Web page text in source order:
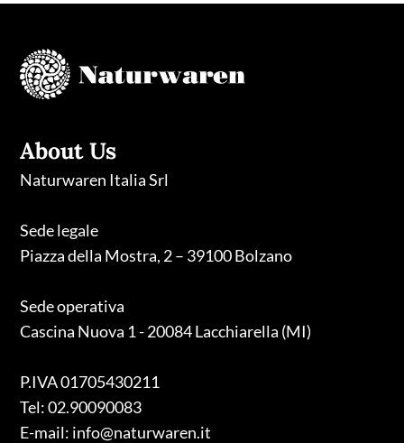
About Us
Naturwaren Italia Srl
Sede legale
Piazza della Mostra, 2 – 39100 Bolzano
Sede operativa
Cascina Nuova 1 - 20084 Lacchiarella (MI)
P.IVA 01705430211
Tel: 02.90090083
E-mail: info@naturwaren.it